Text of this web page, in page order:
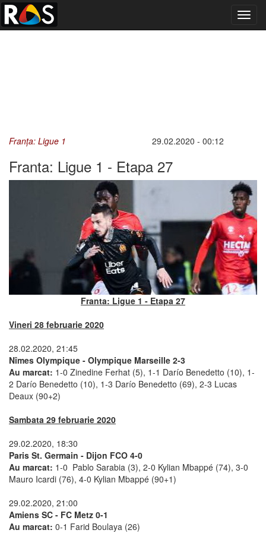
Franța: Ligue 1 29.02.2020 - 00:12
Franta: Ligue 1 - Etapa 27
Franta: Ligue 1 - Etapa 27
Vineri 28 februarie 2020
28.02.2020, 21:45
Nîmes Olympique - Olympique Marseille 2-3
Au marcat: 1-0 Zinedine Ferhat (5), 1-1 Darío Benedetto (10), 1-
2 Darío Benedetto (10), 1-3 Darío Benedetto (69), 2-3 Lucas
Deaux (90+2)
Sambata 29 februarie 2020
29.02.2020, 18:30
Paris St. Germain - Dijon FCO 4-0
Au marcat: 1-0 Pablo Sarabia (3), 2-0 Kylian Mbappé (74), 3-0
Mauro Icardi (76), 4-0 Kylian Mbappé (90+1)
29.02.2020, 21:00
Amiens SC - FC Metz 0-1
Au marcat: 0-1 Farid Boulaya (26)